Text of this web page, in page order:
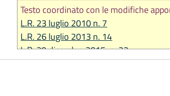
Testo coordinato con le modifiche
L.R. 23 luglio 2010 n. 7
L.R. 26 luglio 2013 n. 14
L.R. 29 dicembre 2015, n. 22
L.R. 29 maggio 2020, n. 1